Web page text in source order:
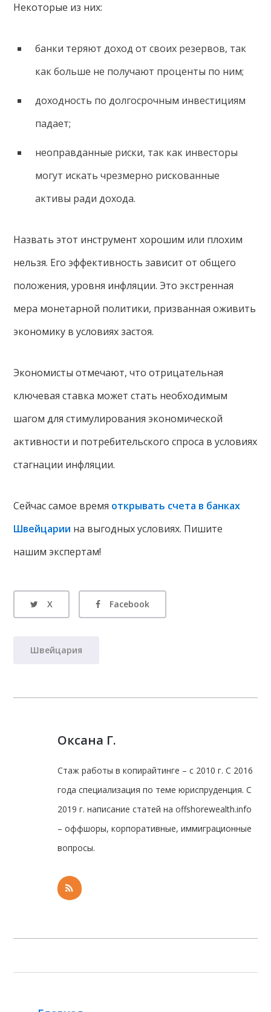
Некоторые из них:
банки теряют доход от своих резервов, так
как больше не получают проценты по ним;
доходность по долгосрочным инвестициям
падает;
неоправданные риски, так как инвесторы
могут искать чрезмерно рискованные
активы ради дохода.
Назвать этот инструмент хорошим или плохим
нельзя. Его эффективность зависит от общего
положения, уровня инфляции. Это экстренная
мера монетарной политики, призванная оживить
экономику в условиях застоя.
Экономисты отмечают, что отрицательная
ключевая ставка может стать необходимым
шагом для стимулирования экономической
активности и потребительского спроса в условиях
стагнации инфляции.
Сейчас самое время открывать счета в банках
Швейцарии на выгодных условиях. Пишите
нашим экспертам!
X Facebook
Швейцария
Оксана Г.
Стаж работы в копирайтинге – с 2010 г. С 2016
года специализация по теме юриспруденция. С
2019 г. написание статей на offshorewealth.info
– оффшоры, корпоративные, иммиграционные
вопросы.